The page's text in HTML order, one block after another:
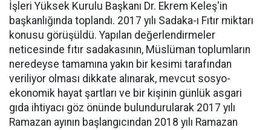
İşleri Yüksek Kurulu Başkanı Dr. Ekrem Keleş'in
başkanlığında toplandı. 2017 yılı Sadaka-ı Fıtır miktarı
konusu görüşüldü. Yapılan değerlendirmeler
neticesinde fıtır sadakasının, Müslüman toplumların
neredeyse tamamına yakın bir kesimi tarafından
veriliyor olması dikkate alınarak, mevcut sosyo-
ekonomik hayat şartları ve bir kişinin günlük asgari
gıda ihtiyacı göz önünde bulundurularak 2017 yılı
Ramazan ayının başlangıcından 2018 yılı Ramazan